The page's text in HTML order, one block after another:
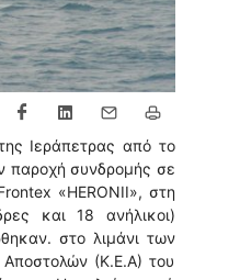
Ιεράπετρας από το
παροχή συνδρομής σε
«HERONII», στη
και 18 ανήλικοι)
στο λιμάνι των
Αποστολών (Κ.Ε.Α) του